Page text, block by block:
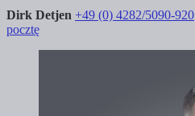
Dirk Detjen +49 (0) 4282/5090-920
pocztę